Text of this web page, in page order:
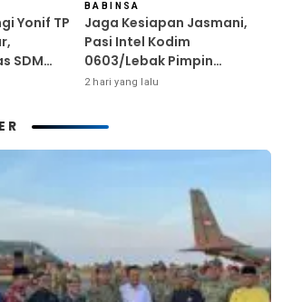
Yonif TP
SDM
BABINSA
Jaga Kesiapan Jasmani,
Pasi Intel Kodim
0603/Lebak Pimpin
Pembinaan Fisik Rutin
2 hari yang lalu